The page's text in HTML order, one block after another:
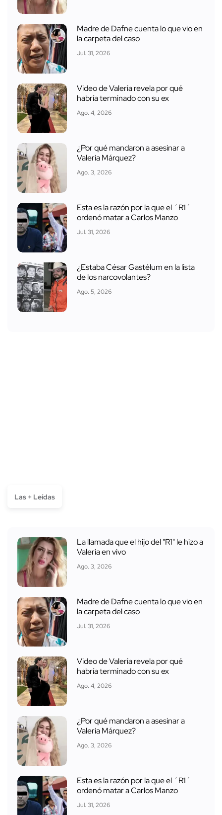
Madre de Dafne cuenta lo que vio en
la carpeta del caso
Jul. 31, 2026
Video de Valeria revela por qué
habría terminado con su ex
Ago. 4, 2026
¿Por qué mandaron a asesinar a
Valeria Márquez?
Ago. 3, 2026
Esta es la razón por la que el ´R1´
ordenó matar a Carlos Manzo
Jul. 31, 2026
¿Estaba César Gastélum en la lista
de los narcovolantes?
Ago. 5, 2026
Las + Leídas
La llamada que el hijo del "R1" le hizo a
Valeria en vivo
Ago. 3, 2026
Madre de Dafne cuenta lo que vio en
la carpeta del caso
Jul. 31, 2026
Video de Valeria revela por qué
habría terminado con su ex
Ago. 4, 2026
¿Por qué mandaron a asesinar a
Valeria Márquez?
Ago. 3, 2026
Esta es la razón por la que el ´R1´
ordenó matar a Carlos Manzo
Jul. 31, 2026